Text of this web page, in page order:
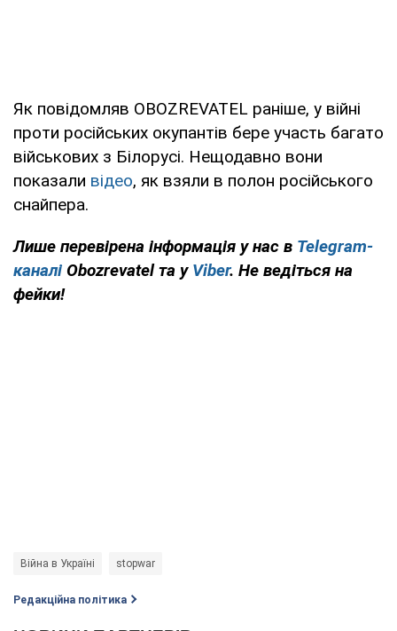
Як повідомляв OBOZREVATEL раніше, у війні
проти російських окупантів бере участь багато
військових з Білорусі. Нещодавно вони
показали відео, як взяли в полон російського
снайпера.
Лише перевірена інформація у нас в Telegram-
каналі Obozrevatel та у Viber. Не ведіться на
фейки!
Війна в Україні stopwar
Редакційна політика